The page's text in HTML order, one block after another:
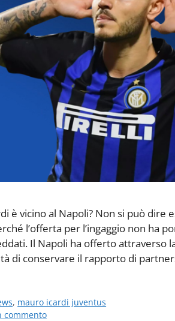
è vicino al Napoli? Non si può
l’offerta per l’ingaggio non ha
Il Napoli ha offerto attraverso
di conservare il rapporto di
, mauro icardi juventus
commento